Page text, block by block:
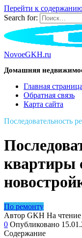
Перейти к
Search for:
NovoeGKH.ru
Домашняя
Главная страница
Обратная связь
Карта сайта
Последовательность
квартиры
По ремонту
Автор GKH На чтение
0 Опубликовано
Содержание